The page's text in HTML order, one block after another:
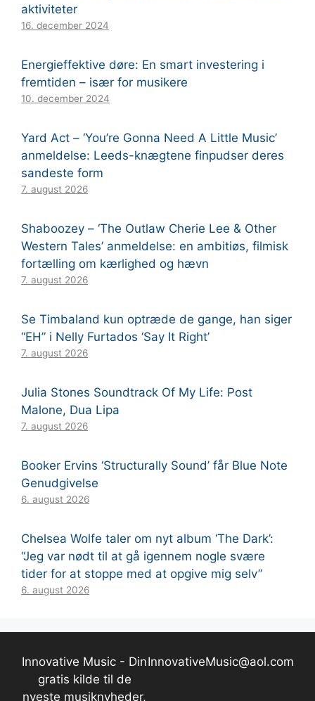
aktiviteter
16. december 2024
Energieffektive døre: En smart investering i
fremtiden – især for musikere
10. december 2024
Yard Act – ‘You’re Gonna Need A Little Music’
anmeldelse: Leeds-knægtene finpudser deres
sandeste form
7. august 2026
Shaboozey – ‘The Outlaw Cherie Lee & Other
Western Tales’ anmeldelse: en ambitiøs, filmisk
fortælling om kærlighed og hævn
7. august 2026
Se Timbaland kun optræde de gange, han siger
“EH” i Nelly Furtados ‘Say It Right’
7. august 2026
Julia Stones Soundtrack Of My Life: Post
Malone, Dua Lipa
7. august 2026
Booker Ervins ‘Structurally Sound’ får Blue Note
Genudgivelse
6. august 2026
Chelsea Wolfe taler om nyt album ‘The Dark’:
“Jeg var nødt til at gå igennem nogle svære
tider for at stoppe med at opgive mig selv”
6. august 2026
Innovative Music - Din
gratis kilde til de
nyeste musiknyheder,
InnovativeMusic@aol.com